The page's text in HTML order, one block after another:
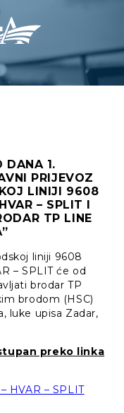
DANA 1.
PRIJEVOZ
LINIJI 9608
– SPLIT I
TP LINE
liniji 9608
– SPLIT će od
brodar TP
brodom (HSC)
luke upisa Zadar,
preko linka
HVAR – SPLIT